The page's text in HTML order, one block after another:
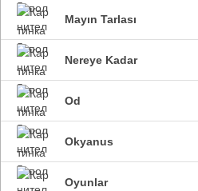
Mayın Tarlası
Nereye Kadar
Od
Okyanus
Oyunlar